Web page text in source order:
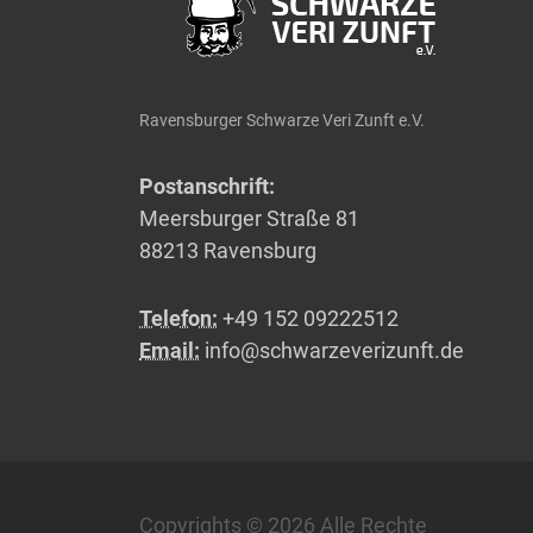
Ravensburger Schwarze Veri Zunft e.V.
Postanschrift:
Meersburger Straße 81
88213 Ravensburg
Telefon: +49 152 09222512
Email: info@schwarzeverizunft.de
Copyrights © 2026 Alle Rechte